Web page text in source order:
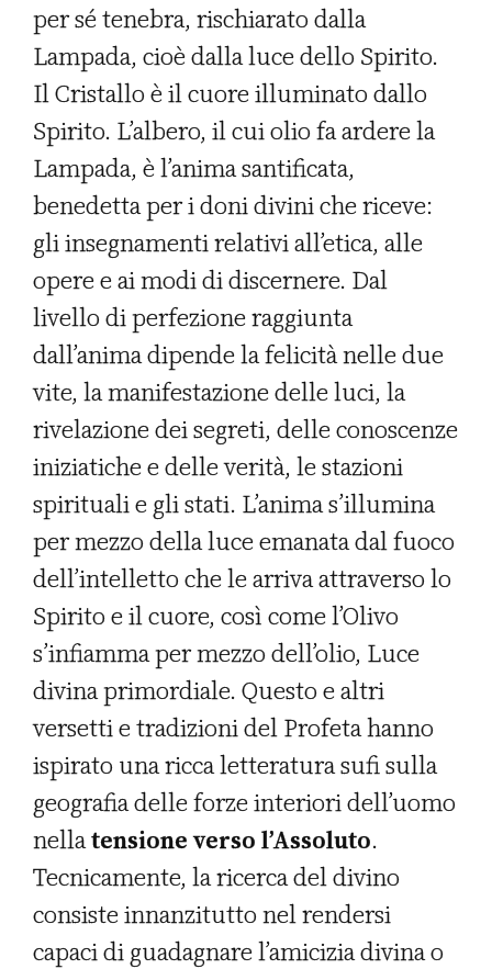
per sé tenebra, rischiarato dalla
Lampada, cioè dalla luce dello Spirito.
Il Cristallo è il cuore illuminato dallo
Spirito. L’albero, il cui olio fa ardere la
Lampada, è l’anima santificata,
benedetta per i doni divini che riceve:
gli insegnamenti relativi all’etica, alle
opere e ai modi di discernere. Dal
livello di perfezione raggiunta
dall’anima dipende la felicità nelle due
vite, la manifestazione delle luci, la
rivelazione dei segreti, delle conoscenze
iniziatiche e delle verità, le stazioni
spirituali e gli stati. L’anima s’illumina
per mezzo della luce emanata dal fuoco
dell’intelletto che le arriva attraverso lo
Spirito e il cuore, così come l’Olivo
s’infiamma per mezzo dell’olio, Luce
divina primordiale. Questo e altri
versetti e tradizioni del Profeta hanno
ispirato una ricca letteratura sufi sulla
geografia delle forze interiori dell’uomo
nellatensione verso l’Assoluto.
Tecnicamente, la ricerca del divino
consiste innanzitutto nel rendersi
capaci di guadagnare l’amicizia divina o